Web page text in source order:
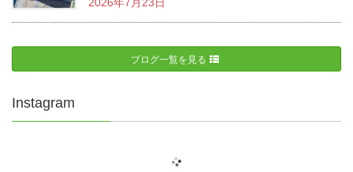
ブログ一覧を見る
Instagram